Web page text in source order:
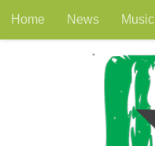
Salta al contenuto
Home News Music